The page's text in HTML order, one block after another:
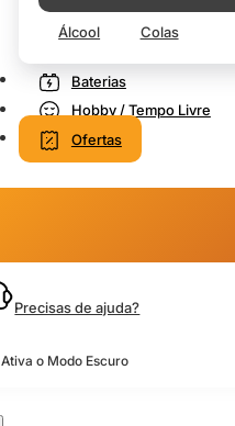
Álcool Colas
Baterias
Hobby / Tempo Livre
Ofertas
Precisas de ajuda?
Ativa o Modo Escuro